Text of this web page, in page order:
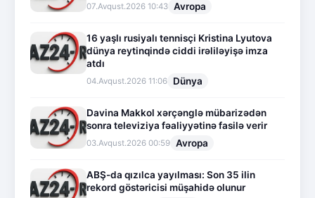
07.Avqust.2026 10:43 Avropa
16 yaşlı rusiyalı tennisçi Kristina Lyutova
dünya reytinqində ciddi irəliləyişə imza
atdı
04.Avqust.2026 11:06 Dünya
Davina Makkol xərçənglə mübarizədən
sonra televiziya fəaliyyətinə fasilə verir
03.Avqust.2026 00:59 Avropa
ABŞ-da qızılca yayılması: Son 35 ilin
rekord göstəricisi müşahidə olunur